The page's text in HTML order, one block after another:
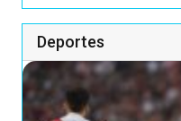
Deportes